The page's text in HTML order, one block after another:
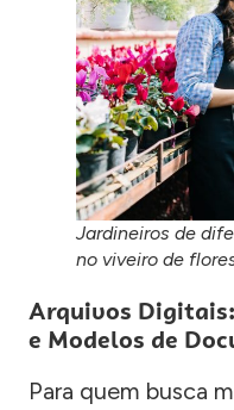
Jardineiros de
no viveiro de
Arquivos
e Modelos de
Para quem busca